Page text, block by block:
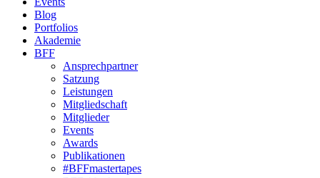
Blog
Portfolios
Akademie
BFF
Ansprechpartner
Satzung
Leistungen
Mitgliedschaft
Mitglieder
Events
Awards
Publikationen
#BFFmastertapes